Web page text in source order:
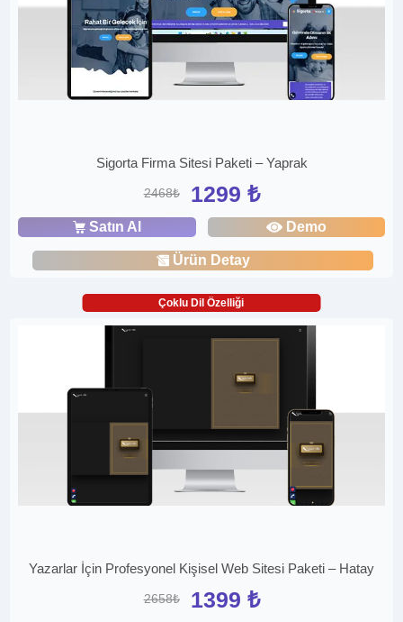
Sigorta Firma Sitesi Paketi – Yaprak
2468₺ 1299 ₺
Satın Al Demo
Ürün Detay
Çoklu Dil Özelliği
Yazarlar İçin Profesyonel Kişisel Web Sitesi Paketi – Hatay
2658₺ 1399 ₺